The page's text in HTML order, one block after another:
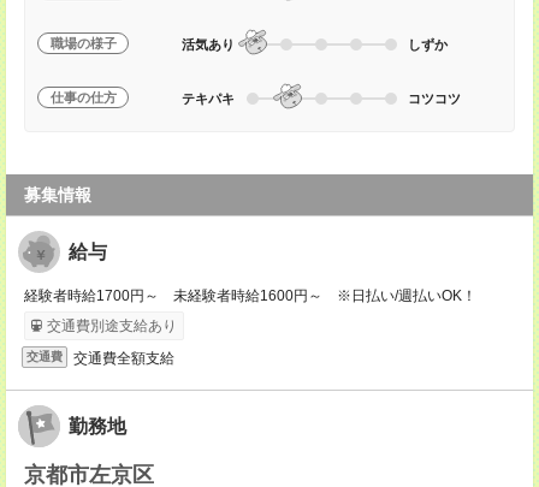
職場の様子 活気あり しずか
仕事の仕方 テキパキ コツコツ
募集情報
給与
経験者時給1700円～ 未経験者時給1600円～ ※日払い/週払いOK！
交通費別途支給あり
交通費 交通費全額支給
勤務地
京都市左京区